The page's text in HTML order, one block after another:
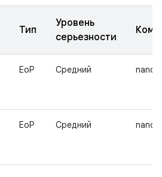
Тип
Уровень
серьезности
EoP Средний
EoP Средний